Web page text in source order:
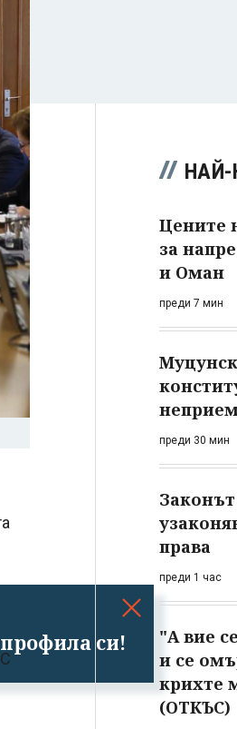
си!
НАЙ-
Цените
за
и Оман
преди 7 мин
преди 30 мин
права
преди 1 час
"А вие
и се
крихте
(ОТКЪС)